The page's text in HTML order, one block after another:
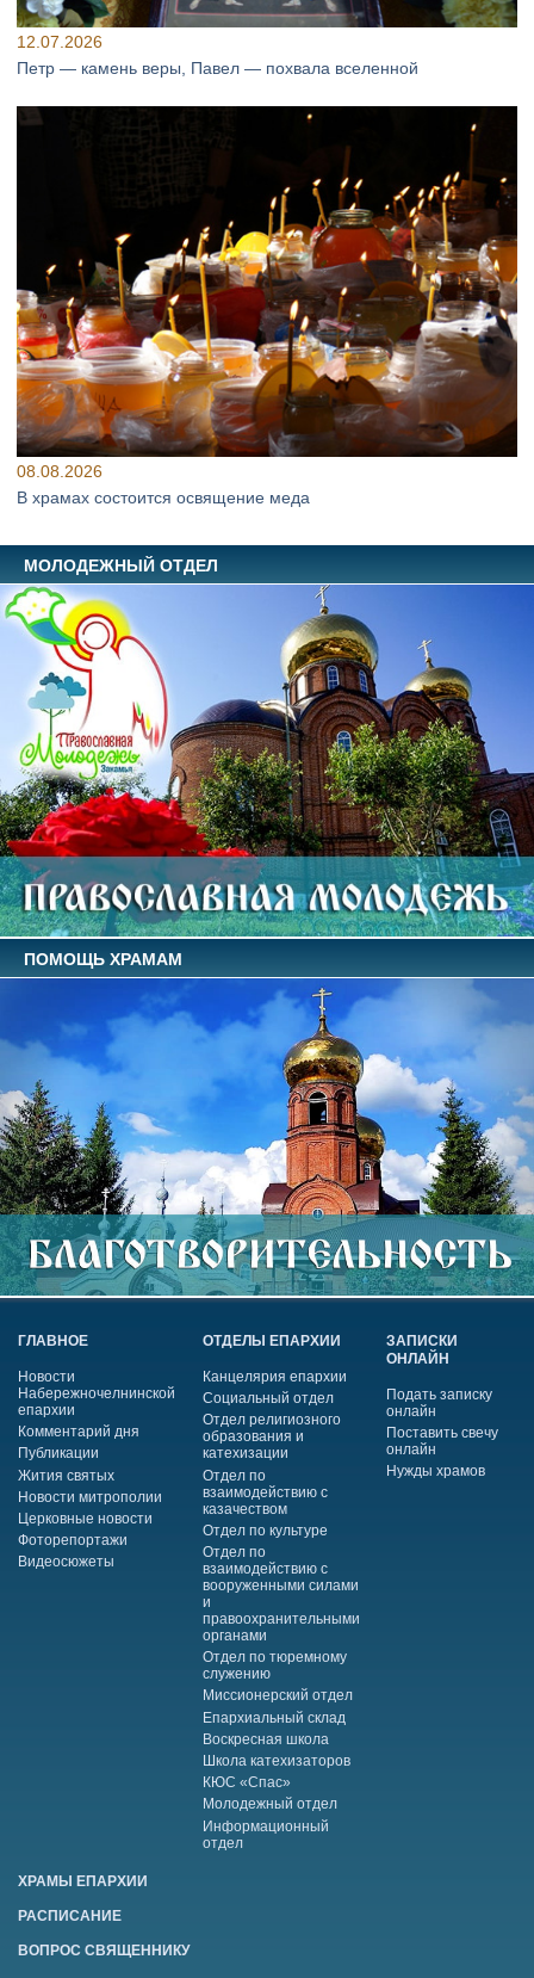
12.07.2026
Петр — камень веры, Павел — похвала вселенной
08.08.2026
В храмах состоится освящение меда
МОЛОДЕЖНЫЙ ОТДЕЛ
ПОМОЩЬ ХРАМАМ
ГЛАВНОЕ
Новости
Набережночелнинской
епархии
Комментарий дня
Публикации
Жития святых
Новости митрополии
Церковные новости
Фоторепортажи
Видеосюжеты
ОТДЕЛЫ ЕПАРХИИ
Канцелярия епархии
Социальный отдел
Отдел религиозного
образования и
катехизации
Отдел по
взаимодействию с
казачеством
Отдел по культуре
Отдел по
взаимодействию с
вооруженными силами
и
правоохранительными
органами
Отдел по тюремному
служению
Миссионерский отдел
Епархиальный склад
Воскресная школа
Школа катехизаторов
КЮС «Спас»
Молодежный отдел
Информационный
отдел
ЗАПИСКИ
ОНЛАЙН
Подать записку
онлайн
Поставить свечу
онлайн
Нужды храмов
ХРАМЫ ЕПАРХИИ
РАСПИСАНИЕ
ВОПРОС СВЯЩЕННИКУ